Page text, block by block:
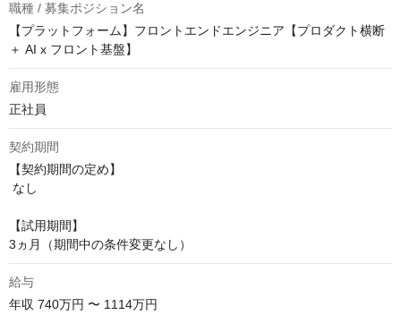
職種 / 募集ポジション名
【プラットフォーム】フロントエンドエンジニア【プロダクト横断
＋ AI x フロント基盤】
雇用形態
正社員
契約期間
【契約期間の定め】
【試用期間】
3ヵ月（期間中の条件変更なし）
給与
年収 740万円 〜 1114万円